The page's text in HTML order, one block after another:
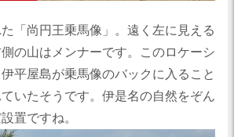
「尚円王乗馬像」。遠く左に見える
の山はメンナーです。このロケーシ
平屋島が乗馬像のバックに入ること
いたそうです。伊是名の自然をぞん
置ですね。